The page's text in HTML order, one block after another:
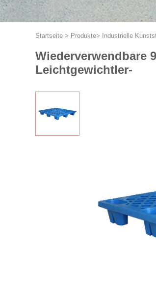
Startseite > Produkte> Industrielle
Wiederverwendbare
Leichtgewichtler-